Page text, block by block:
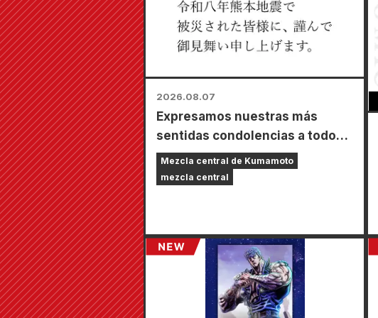
2026.08.07
Expresamos nuestras más
sentidas condolencias a todos
los afectados por el terremoto
de Kumamoto de 2026.
Mezcla central de Kumamoto
mezcla central